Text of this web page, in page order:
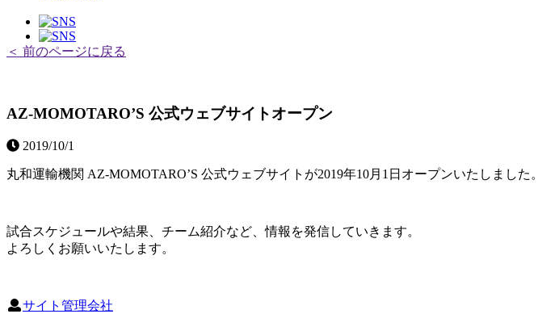
＜ 前のページに戻る
AZ-MOMOTARO’S 公式ウェブサイトオープン
2019/10/1
丸和運輸機関 AZ-MOMOTARO’S 公式ウェブサイトが2019年10月1日オープンいたしました。
試合スケジュールや結果、チーム紹介など、情報を発信していきます。
よろしくお願いいたします。
サイト管理会社